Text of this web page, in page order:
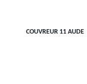
COUVREUR 11 AUDE